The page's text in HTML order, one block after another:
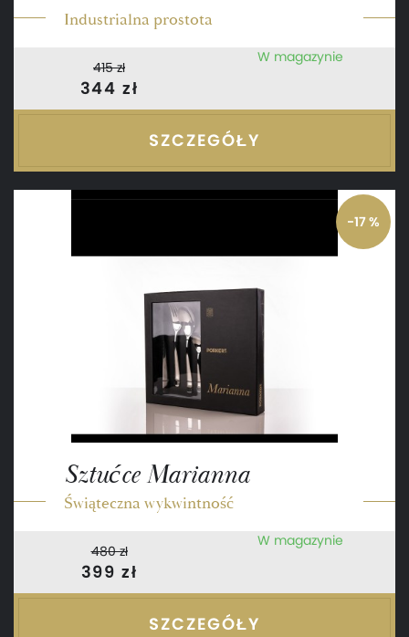
Industrialna prostota
415 zł
344 zł
W magazynie
SZCZEGÓŁY
-17 %
Sztućce Marianna
Świąteczna wykwintność
480 zł
399 zł
W magazynie
SZCZEGÓŁY